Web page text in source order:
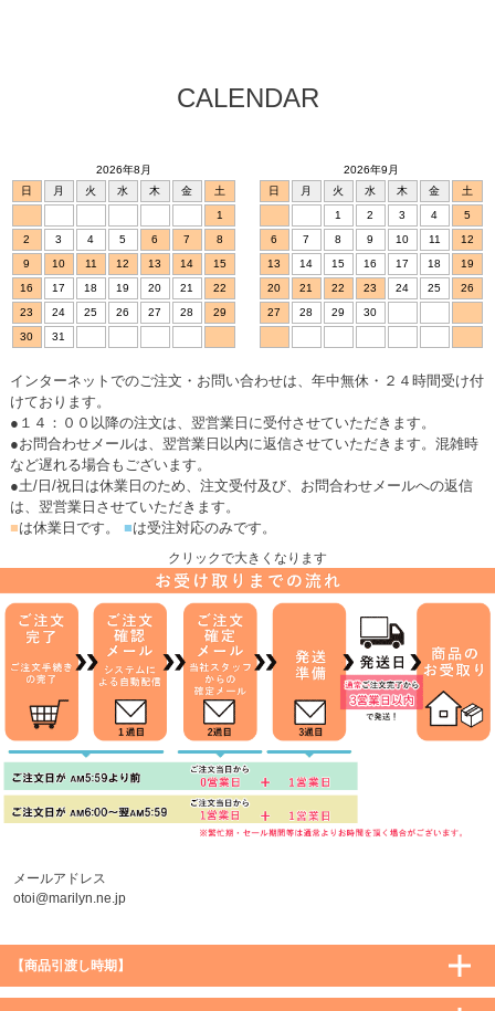
CALENDAR
2026年8月
日
月 火 水 木 金
土
1
2
3 4 5 6 7
8
9
10 11 12 13 14
15
16
17 18 19 20 21
22
23
24 25 26 27 28
29
30
31
2026年9月
日
月 火 水 木 金
土
1
2 3 4
5
6
7 8 9 10 11
12
13
14 15 16 17 18
19
20
21 22 23 24 25
26
27
28 29 30
インターネットでのご注文・お問い合わせは、年中無休・２４時間受け付
けております。
●１４：００以降の注文は、翌営業日に受付させていただきます。
●お問合わせメールは、翌営業日以内に返信させていただきます。混雑時
など遅れる場合もございます。
●土/日/祝日は休業日のため、注文受付及び、お問合わせメールへの返信
は、翌営業日させていただきます。
■は休業日です。 ■は受注対応のみです。
クリックで大きくなります
メールアドレス
otoi@marilyn.ne.jp
【商品引渡し時期】